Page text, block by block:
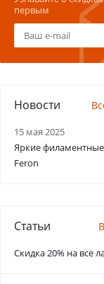
первым
Новости
15 мая 2025
Яркие
Feron
Статьи
Скидка 20% на все